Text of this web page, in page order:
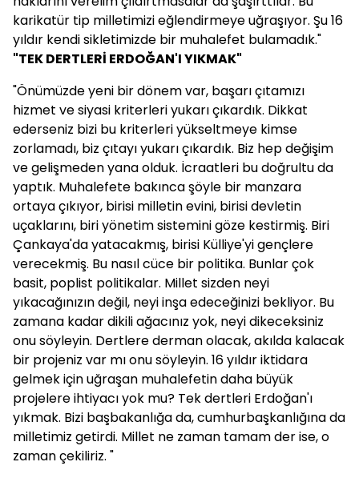
karikatür tip milletimizi eğlendirmeye uğraşıyor. Şu 16
yıldır kendi sikletimizde bir muhalefet bulamadık."
"TEK DERTLERİ ERDOĞAN'I YIKMAK"
"Önümüzde yeni bir dönem var, başarı çıtamızı
hizmet ve siyasi kriterleri yukarı çıkardık. Dikkat
ederseniz bizi bu kriterleri yükseltmeye kimse
zorlamadı, biz çıtayı yukarı çıkardık. Biz hep değişim
ve gelişmeden yana olduk. İcraatleri bu doğrultu da
yaptık. Muhalefete bakınca şöyle bir manzara
ortaya çıkıyor, birisi milletin evini, birisi devletin
uçaklarını, biri yönetim sistemini göze kestirmiş. Biri
Çankaya'da yatacakmış, birisi Külliye'yi gençlere
verecekmiş. Bu nasıl cüce bir politika. Bunlar çok
basit, poplist politikalar. Millet sizden neyi
yıkacağınızın değil, neyi inşa edeceğinizi bekliyor. Bu
zamana kadar dikili ağacınız yok, neyi dikeceksiniz
onu söyleyin. Dertlere derman olacak, akılda kalacak
bir projeniz var mı onu söyleyin. 16 yıldır iktidara
gelmek için uğraşan muhalefetin daha büyük
projelere ihtiyacı yok mu? Tek dertleri Erdoğan'ı
yıkmak. Bizi başbakanlığa da, cumhurbaşkanlığına da
milletimiz getirdi. Millet ne zaman tamam der ise, o
zaman çekiliriz. "